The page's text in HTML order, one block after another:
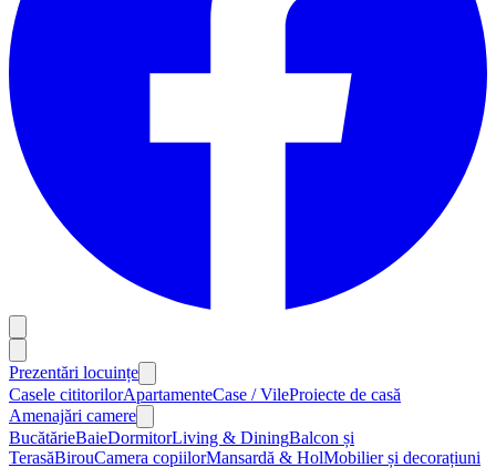
Prezentări locuințe
Casele cititorilorApartamenteCase / VileProiecte de casă
Amenajări camere
BucătărieBaieDormitorLiving & DiningBalcon și
TerasăBirouCamera copiilorMansardă & HolMobilier și decorațiuni